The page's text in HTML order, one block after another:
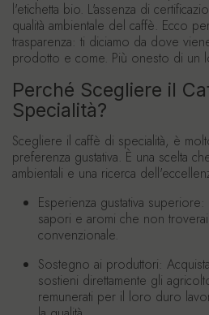
l'etichetta bio. L'assenza di
qualità ambientale del caffè. Ecco
trasparenza: ti diciamo da dove
prodotto e come. Più onesto di un
Perché Scegliere il
Specialità?
Scegliere il caffè di specialità, è
preferenza gustativa. È una scelta
ambientali e una ricerca
Esperienza gustativa superiore:
sapori e aromi che non
convenzionale.
Sostegno ai produttori:
sostieni direttamente gli
remunerati per il loro duro